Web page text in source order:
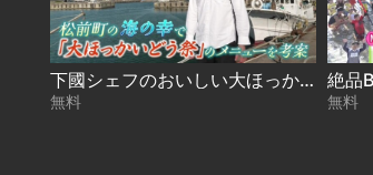
下國シェフのおいしい大ほっかいどう 2026-08-06
無料 無料